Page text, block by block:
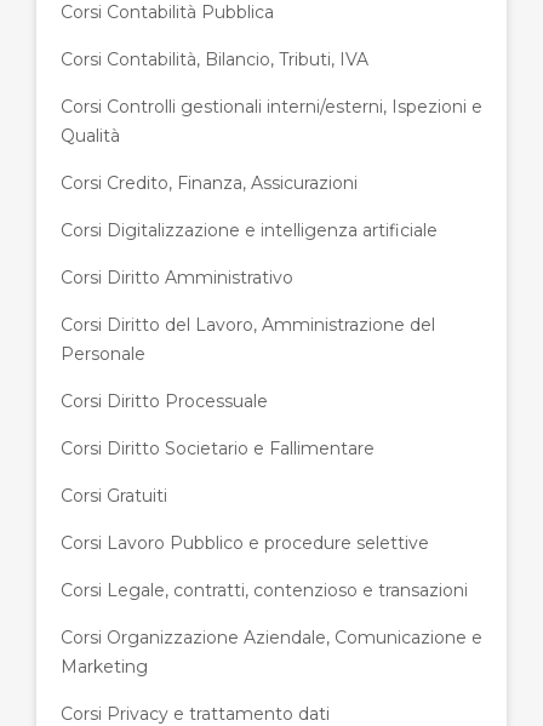
Corsi Contabilità Pubblica
Corsi Contabilità, Bilancio, Tributi, IVA
Corsi Controlli gestionali interni/esterni, Ispezioni e
Qualità
Corsi Credito, Finanza, Assicurazioni
Corsi Digitalizzazione e intelligenza artificiale
Corsi Diritto Amministrativo
Corsi Diritto del Lavoro, Amministrazione del
Personale
Corsi Diritto Processuale
Corsi Diritto Societario e Fallimentare
Corsi Gratuiti
Corsi Lavoro Pubblico e procedure selettive
Corsi Legale, contratti, contenzioso e transazioni
Corsi Organizzazione Aziendale, Comunicazione e
Marketing
Corsi Privacy e trattamento dati